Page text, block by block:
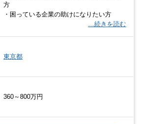
方
・困っている企業の助けになりたい方
…続きを読む
東京都
360～800万円